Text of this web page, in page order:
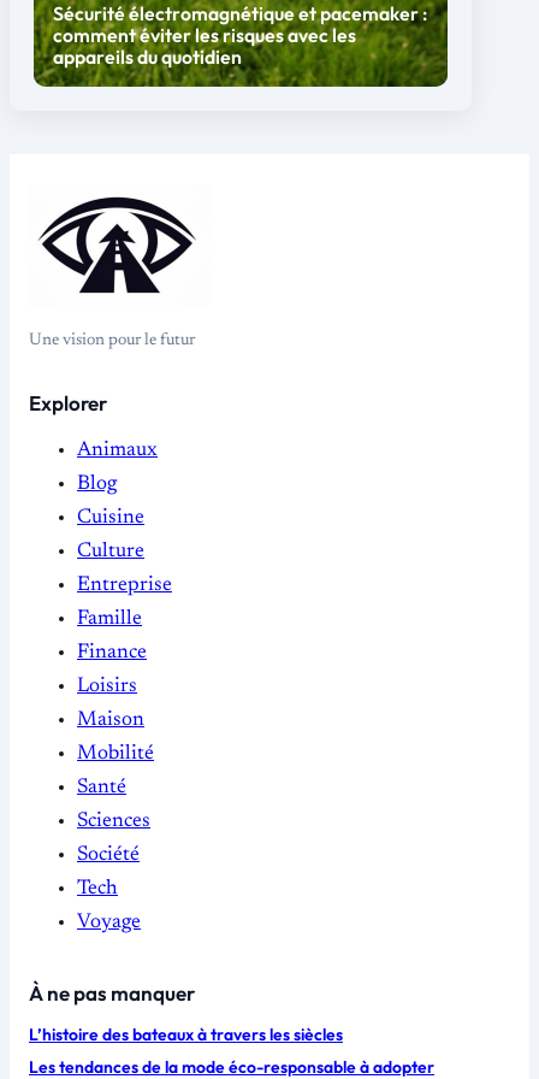
Sécurité électromagnétique et pacemaker :
comment éviter les risques avec les
appareils du quotidien
Une vision pour le futur
Explorer
Animaux
Blog
Cuisine
Culture
Entreprise
Famille
Finance
Loisirs
Maison
Mobilité
Santé
Sciences
Société
Tech
Voyage
À ne pas manquer
L’histoire des bateaux à travers les siècles
Les tendances de la mode éco-responsable à adopter